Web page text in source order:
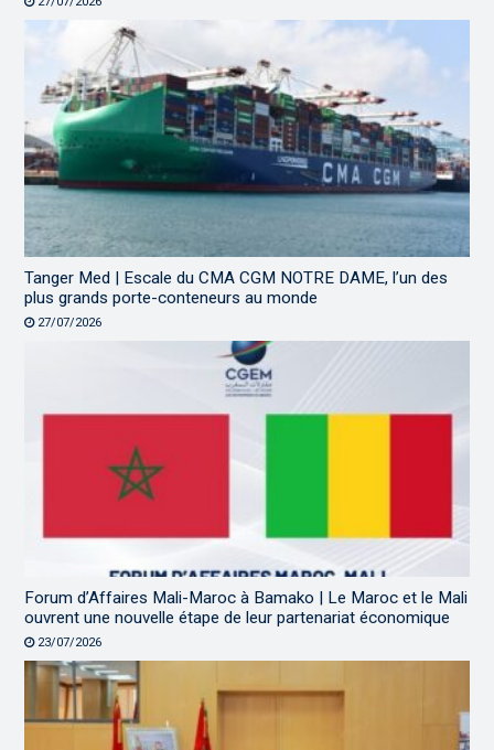
Tanger Med | Escale du CMA CGM NOTRE DAME, l’un des
plus grands porte-conteneurs au monde
27/07/2026
Forum d’Affaires Mali-Maroc à Bamako | Le Maroc et le Mali
ouvrent une nouvelle étape de leur partenariat économique
23/07/2026